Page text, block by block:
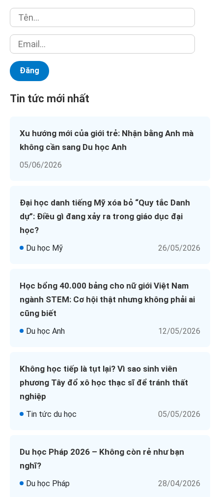
Tin tức mới nhất
Xu hướng mới của giới trẻ: Nhận bằng Anh mà
không cần sang Du học Anh
05/06/2026
Đại học danh tiếng Mỹ xóa bỏ “Quy tắc Danh
dự”: Điều gì đang xảy ra trong giáo dục đại
học?
Du học Mỹ 26/05/2026
Học bổng 40.000 bảng cho nữ giới Việt Nam
ngành STEM: Cơ hội thật nhưng không phải ai
cũng biết
Du học Anh 12/05/2026
Không học tiếp là tụt lại? Vì sao sinh viên
phương Tây đổ xô học thạc sĩ để tránh thất
nghiệp
Tin tức du học 05/05/2026
Du học Pháp 2026 – Không còn rẻ như bạn
nghĩ?
Du học Pháp 28/04/2026